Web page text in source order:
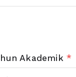
Akademik *